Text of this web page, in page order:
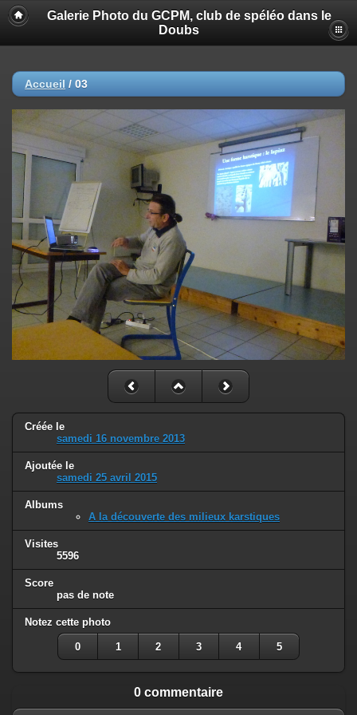
Galerie Photo du GCPM, club de spéléo dans le
Doubs
Accueil / 03
Créée le
samedi 16 novembre 2013
Ajoutée le
samedi 25 avril 2015
Albums
A la découverte des milieux karstiques
Visites
5596
Score
pas de note
Notez cette photo
0 1 2 3 4 5
0 commentaire